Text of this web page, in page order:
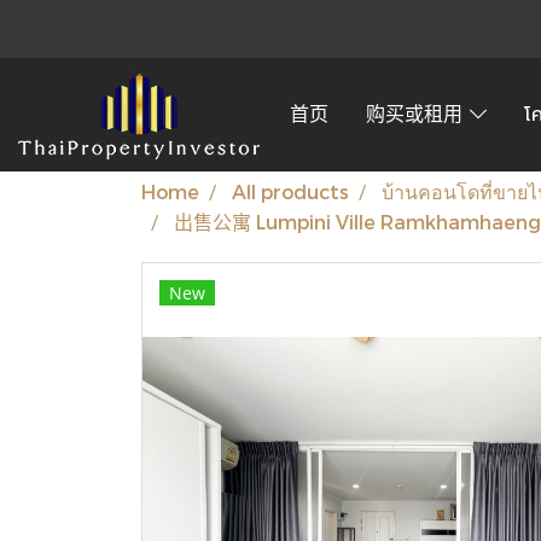
首页 购买或租用 โ
Home All products
บ้านคอนโดที่ขาย
出售公寓 Lumpini Ville
New